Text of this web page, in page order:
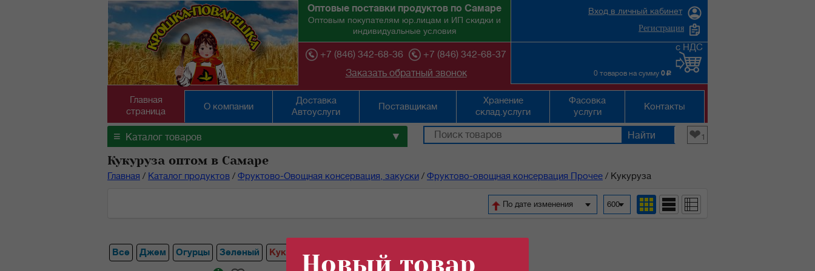
Оптовые поставки продуктов по Самаре
Оптовым покупателям юр.лицам и ИП скидки и
индивидуальные условия
+7 (846) 342-68-36
+7 (846) 342-68-37
Заказать обратный звонок
Вход в личный кабинет
Регистрация
0 товаров на сумму 0 c
с НДС
Главная
страница
О компании
Доставка
Автоуслуги
Поставщикам
Хранение
склад.услуги
Фасовка
услуги
Контакты
≡ Каталог товаров ▼ ❤1
Кукуруза оптом в Самаре
Главная / Каталог продуктов / Фруктово-Овощная консервация, закуски / Фруктово-овощная консервация Прочее / Кукуруза
600
По дате изменения
Все Джем Огурцы Зеленый Кукуруза